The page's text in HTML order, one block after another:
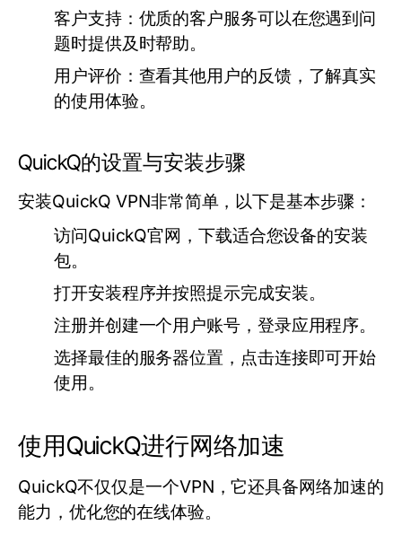
客户支持： 优质的客户服务可以在您遇到问
题时提供及时帮助。
用户评价： 查看其他用户的反馈，了解真实
的使用体验。
QuickQ的设置与安装步骤
安装QuickQ VPN非常简单，以下是基本步骤：
访问QuickQ官网，下载适合您设备的安装
包。
打开安装程序并按照提示完成安装。
注册并创建一个用户账号，登录应用程序。
选择最佳的服务器位置，点击连接即可开始
使用。
使用QuickQ进行网络加速
QuickQ不仅仅是一个VPN，它还具备网络加速的
能力，优化您的在线体验。